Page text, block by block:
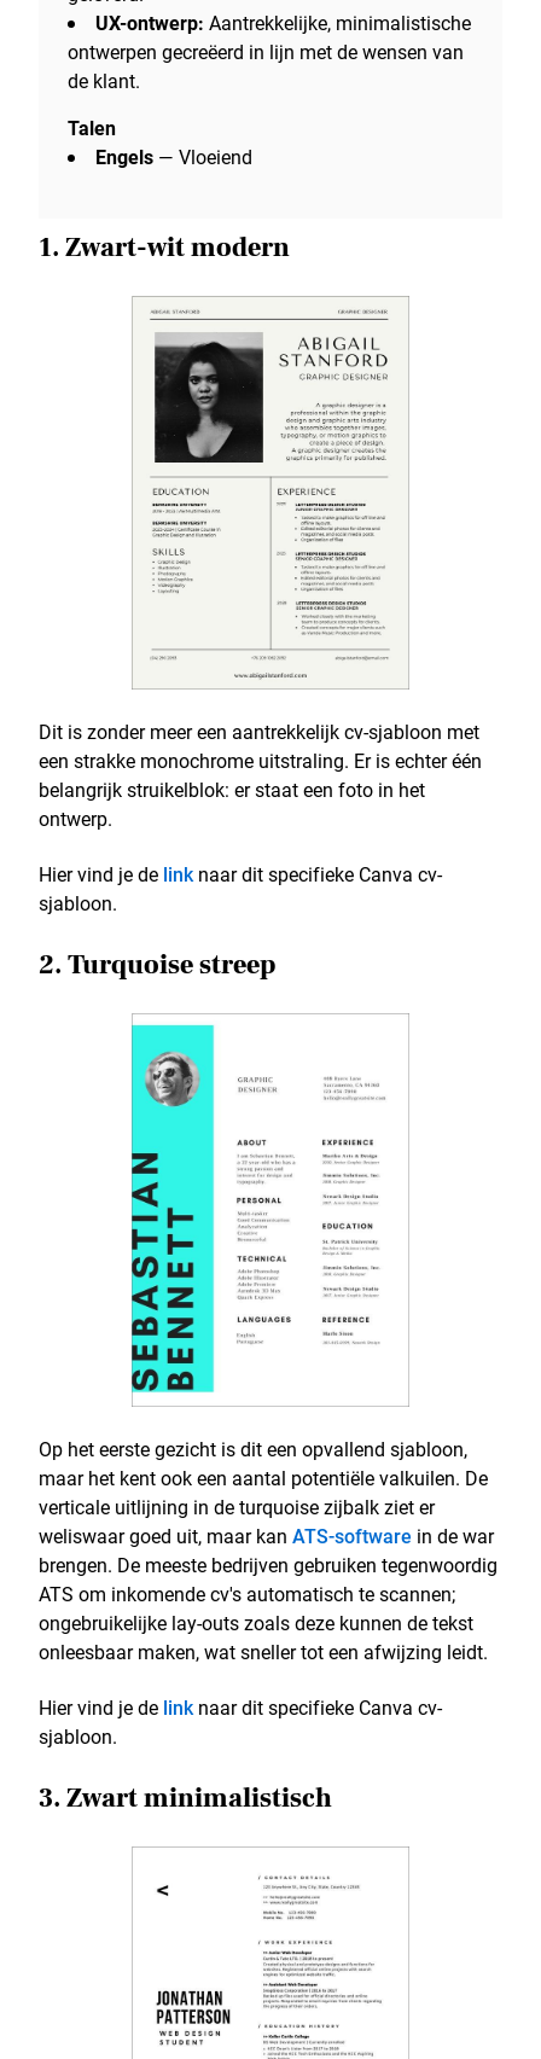
UX-ontwerp: Aantrekkelijke, minimalistische
ontwerpen gecreëerd in lijn met de wensen van
de klant.
Talen
Engels — Vloeiend
1. Zwart-wit modern
Dit is zonder meer een aantrekkelijk cv-sjabloon met
een strakke monochrome uitstraling. Er is echter één
belangrijk struikelblok: er staat een foto in het
ontwerp.
Hier vind je de linknaar dit specifieke Canva cv-
sjabloon.
2. Turquoise streep
Op het eerste gezicht is dit een opvallend sjabloon,
maar het kent ook een aantal potentiële valkuilen. De
verticale uitlijning in de turquoise zijbalk ziet er
weliswaar goed uit, maar kan ATS-software in de war
brengen. De meeste bedrijven gebruiken tegenwoordig
ATS om inkomende cv's automatisch te scannen;
ongebruikelijke lay-outs zoals deze kunnen de tekst
onleesbaar maken, wat sneller tot een afwijzing leidt.
Hier vind je de linknaar dit specifieke Canva cv-
sjabloon.
3. Zwart minimalistisch